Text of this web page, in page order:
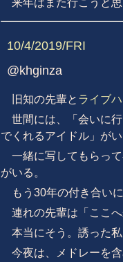
来年はまた行こうと
10/4/2019/FRI
@khginza
旧知の先輩と ライブ
世間には、「会いに
でくれるアイドル」がい
一緒に写してもらっ
がいる。
もう30年の付き合いに
連れの先輩は「ここ
本当にそう。誘った私
今夜は、メドレーを